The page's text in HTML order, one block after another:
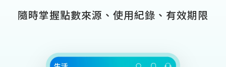
隨時掌握點數來源、使用紀錄、有效期限